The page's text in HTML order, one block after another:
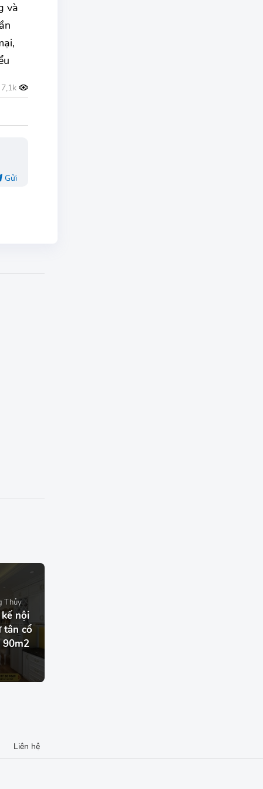
và
Gửi
Thủy
nội
tân cổ
90m2
Liên hệ